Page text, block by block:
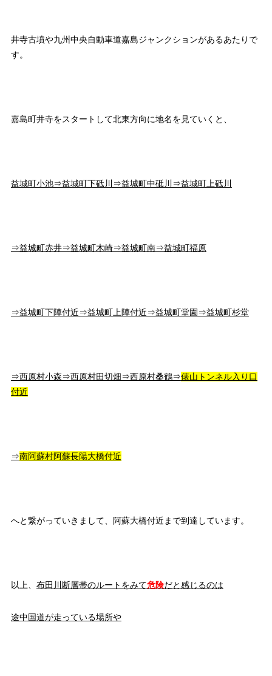
井寺古墳や九州中央自動車道嘉島ジャンクションがあるあたりで
す。
嘉島町井寺をスタートして北東方向に地名を見ていくと、
益城町小池⇒益城町下砥川⇒益城町中砥川⇒益城町上砥川
⇒益城町赤井⇒益城町木崎⇒益城町南⇒益城町福原
⇒益城町下陣付近⇒益城町上陣付近⇒益城町堂園⇒益城町杉堂
⇒西原村小森⇒西原村田切畑⇒西原村桑鶴⇒俵山トンネル入り口
付近
⇒南阿蘇村阿蘇長陽大橋付近
へと繋がっていきまして、阿蘇大橋付近まで到達しています。
以上、 布田川断層帯のルートをみて危険だと感じるのは
途中国道が走っている場所や